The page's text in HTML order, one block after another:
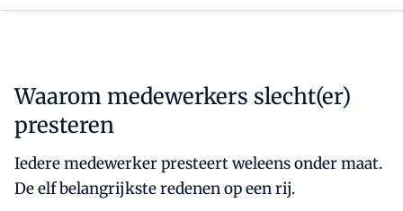
Waarom medewerkers slecht(er)
presteren
Iedere medewerker presteert weleens onder maat.
De elf belangrijkste redenen op een rij.